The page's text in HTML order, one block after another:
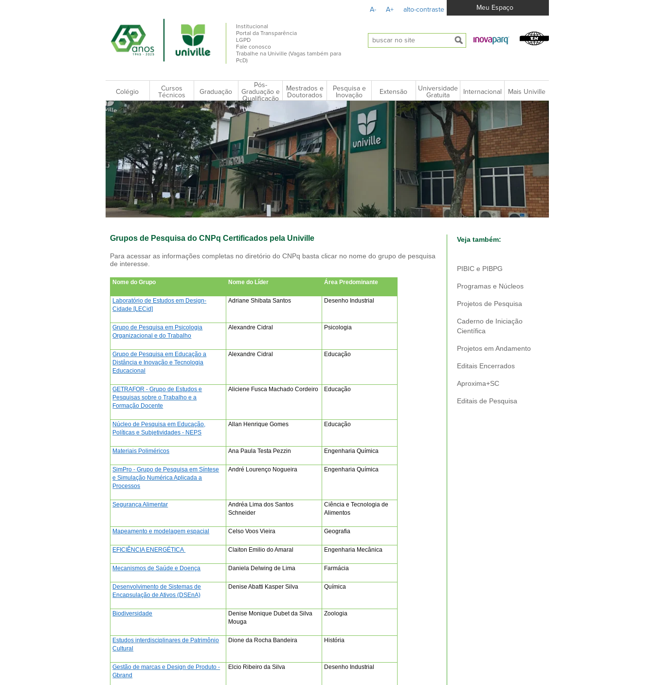
A- A+ alto-contraste Meu Espaço
Institucional
Portal da Transparência
LGPD
Fale conosco
Trabalhe na Univille (Vagas também para
PcD)
Colégio
Cursos
Técnicos
Graduação
Pós-
Graduação e
Qualificação
Mestrados e
Doutorados
Pesquisa e
Inovação
Extensão
Universidade
Gratuita
Internacional Mais Univille
Grupos de Pesquisa do CNPq Certificados pela Univille
Para acessar as informações completas no diretório do CNPq basta clicar no nome do grupo de pesquisa
de interesse.
Nome do Grupo Nome do Líder Área Predominante
Laboratório de Estudos em Design-
Cidade [LECid]
Adriane Shibata Santos Desenho Industrial
Grupo de Pesquisa em Psicologia
Organizacional e do Trabalho
Alexandre Cidral Psicologia
Grupo de Pesquisa em Educação a
Distância e Inovação e Tecnologia
Educacional
Alexandre Cidral Educação
GETRAFOR - Grupo de Estudos e
Pesquisas sobre o Trabalho e a
Formação Docente
Aliciene Fusca Machado Cordeiro Educação
Núcleo de Pesquisa em Educação,
Políticas e Subjetividades - NEPS
Allan Henrique Gomes Educação
Materiais Poliméricos Ana Paula Testa Pezzin Engenharia Química
SimPro - Grupo de Pesquisa em Síntese
e Simulação Numérica Aplicada a
Processos
André Lourenço Nogueira Engenharia Química
Segurança Alimentar
Andréa Lima dos Santos
Schneider
Ciência e Tecnologia de
Alimentos
Mapeamento e modelagem espacial Celso Voos Vieira Geografia
EFICIÊNCIA ENERGÉTICA Claiton Emilio do Amaral Engenharia Mecânica
Mecanismos de Saúde e Doença Daniela Delwing de Lima Farmácia
Desenvolvimento de Sistemas de
Encapsulação de Ativos (DSEnA)
Denise Abatti Kasper Silva Química
Biodiversidade
Denise Monique Dubet da Silva
Mouga
Zoologia
Estudos interdisciplinares de Patrimônio
Cultural
Dione da Rocha Bandeira História
Gestão de marcas e Design de Produto -
Gbrand
Elcio Ribeiro da Silva Desenho Industrial
Veja também:
PIBIC e PIBPG
Programas e Núcleos
Projetos de Pesquisa
Caderno de Iniciação
Científica
Projetos em Andamento
Editais Encerrados
Aproxima+SC
Editais de Pesquisa